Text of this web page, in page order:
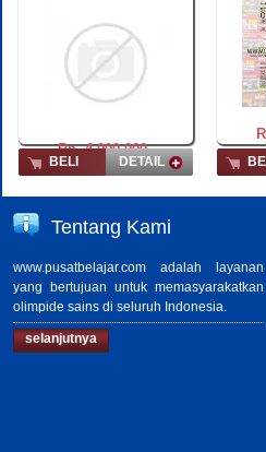
Rp. 4.000.000,-
BELI DETAIL
Tentang Kami
www.pusatbelajar.com adalah layanan
yang bertujuan untuk memasyarakatkan
olimpide sains di seluruh Indonesia.
selanjutnya